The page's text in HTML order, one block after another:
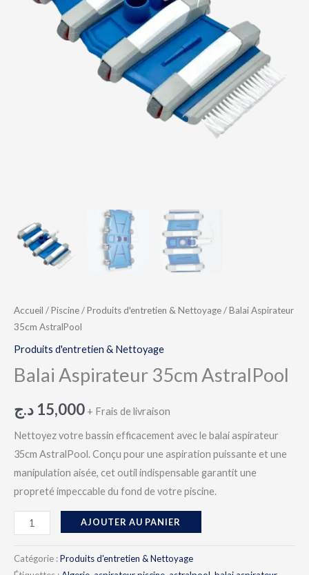
Accueil /Piscine/Produits d'entretien & Nettoyage/ Balai Aspirateur
35cm AstralPool
Produits d'entretien & Nettoyage
Balai Aspirateur 35cm AstralPool
15,000 د.ج + Frais de livraison
Nettoyez votre bassin efficacement avec le balai aspirateur
35cm AstralPool. Conçu pour une aspiration puissante et une
manipulation aisée, cet outil indispensable garantit une
propreté impeccable du fond de votre piscine.
AJOUTER AU PANIER
Catégorie :Produits d'entretien & Nettoyage